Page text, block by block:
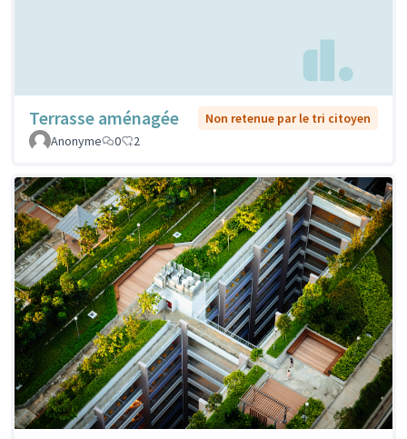
Terrasse aménagée
Non retenue par le tri citoyen
Anonyme
0 2